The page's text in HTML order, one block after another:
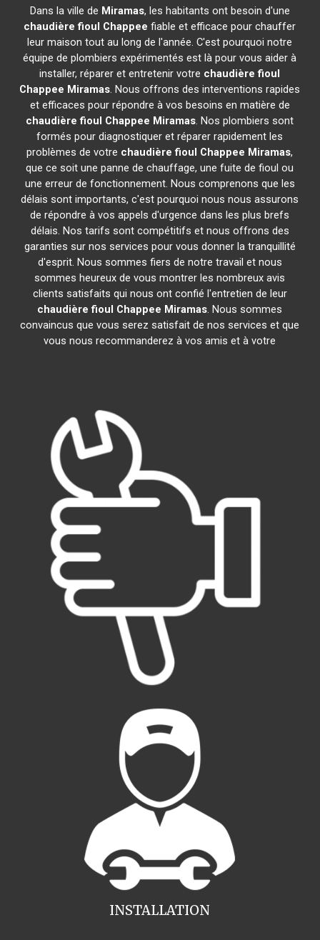
Dans la ville de Miramas, les habitants ont besoin d'une
chaudière fioul Chappee fiable et efficace pour chauffer
leur maison tout au long de l'année. C'est pourquoi notre
équipe de plombiers expérimentés est là pour vous aider à
installer, réparer et entretenir votre chaudière fioul
Chappee Miramas. Nous offrons des interventions rapides
et efficaces pour répondre à vos besoins en matière de
chaudière fioul Chappee Miramas. Nos plombiers sont
formés pour diagnostiquer et réparer rapidement les
problèmes de votre chaudière fioul Chappee Miramas,
que ce soit une panne de chauffage, une fuite de fioul ou
une erreur de fonctionnement. Nous comprenons que les
délais sont importants, c'est pourquoi nous nous assurons
de répondre à vos appels d'urgence dans les plus brefs
délais. Nos tarifs sont compétitifs et nous offrons des
garanties sur nos services pour vous donner la tranquillité
d'esprit. Nous sommes fiers de notre travail et nous
sommes heureux de vous montrer les nombreux avis
clients satisfaits qui nous ont confié l'entretien de leur
chaudière fioul Chappee Miramas. Nous sommes
convaincus que vous serez satisfait de nos services et que
vous nous recommanderez à vos amis et à votre
INSTALLATION